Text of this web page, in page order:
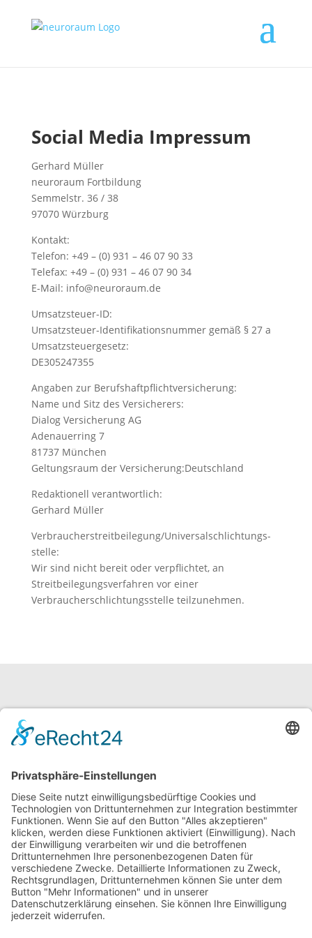
Social Media Impressum
Gerhard Müller
neuroraum Fortbildung
Semmelstr. 36 / 38
97070 Würzburg
Kontakt:
Telefon: +49 – (0) 931 – 46 07 90 33
Telefax: +49 – (0) 931 – 46 07 90 34
E-Mail: info@neuroraum.de
Umsatzsteuer-ID:
Umsatzsteuer-Identifikationsnummer gemäß § 27 a
Umsatzsteuergesetz:
DE305247355
Angaben zur Berufs­haftpflicht­versicherung:
Name und Sitz des Versicherers:
Dialog Versicherung AG
Adenauerring 7
81737 München
Geltungsraum der Versicherung:Deutschland
Redaktionell verantwortlich:
Gerhard Müller
Verbraucher­streit­beilegung/Universal­schlichtungs­
stelle:
Wir sind nicht bereit oder verpflichtet, an
Streitbeilegungsverfahren vor einer
Verbraucherschlichtungsstelle teilzunehmen.
neuroraum Fortbildung
Gerhard Müller
Semmelstraße 36 / 38
97070 Würzburg
Tel: +49 (0) 931 46 07 90 33
info@neuroraum.de
Foto: © Cookie-the-pom/unsplash